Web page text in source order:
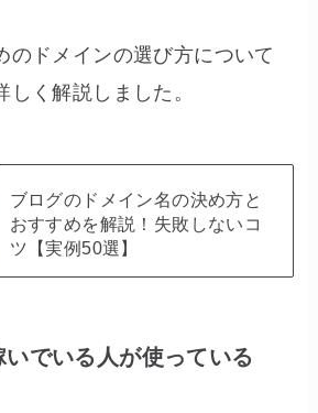
のドメインの選び方について
く解説しました。
ブログのドメイン名の決め方と
おすすめを解説！失敗しないコ
ツ【実例50選】
でいる人が使っている